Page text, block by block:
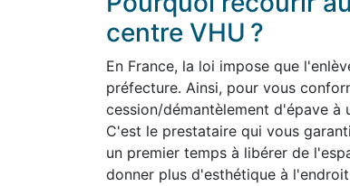
centre VHU ?
En France, la loi impose que
préfecture. Ainsi, pour vous
cession/démantèlement d'épave à
C'est le prestataire qui vous
un premier temps à libérer de
donner plus d'esthétique à